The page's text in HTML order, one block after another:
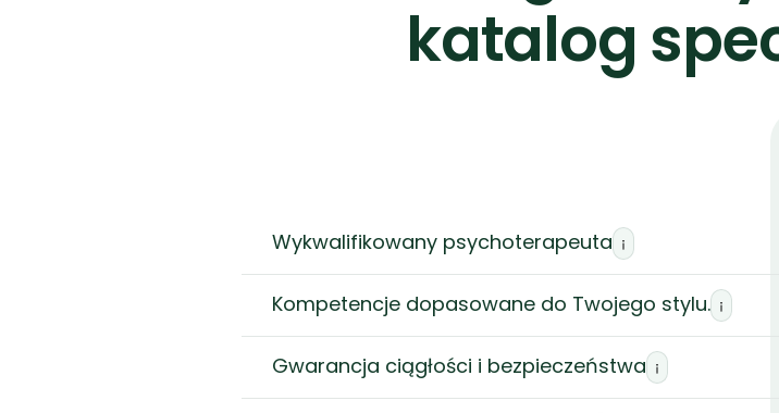
katalog
Wykwalifikowany psychoterapeuta
Kompetencje dopasowane do Twojego stylu.
Gwarancja ciągłości i bezpieczeństwa